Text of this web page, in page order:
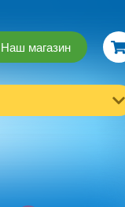
Наш магазин